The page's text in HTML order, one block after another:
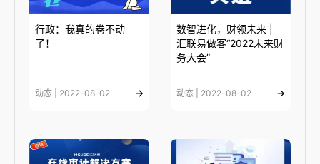
行政：我真的卷不动
了！
动态 | 2022-08-02
数智进化，财领未来 |
汇联易做客“2022未来财
务大会”
动态 | 2022-08-02